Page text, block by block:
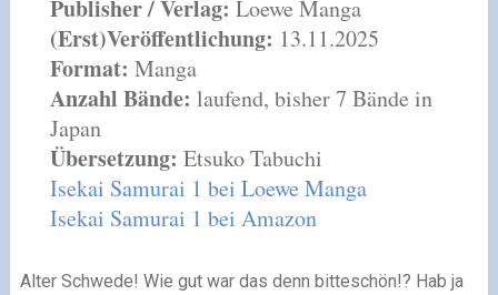
Publisher / Verlag: Loewe Manga
(Erst)Veröffentlichung: 13.11.2025
Format: Manga
Anzahl Bände: laufend, bisher 7 Bände in
Japan
Übersetzung: Etsuko Tabuchi
Isekai Samurai 1 bei Loewe Manga
Isekai Samurai 1 bei Amazon
Alter Schwede! Wie gut war das denn bitteschön!? Hab ja